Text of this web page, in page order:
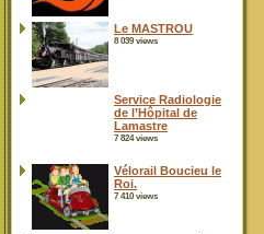
Le MASTROU
8 039 views
Service Radiologie
de l’Hôpital de
Lamastre
7 824 views
Vélorail Boucieu le
Roi.
7 410 views